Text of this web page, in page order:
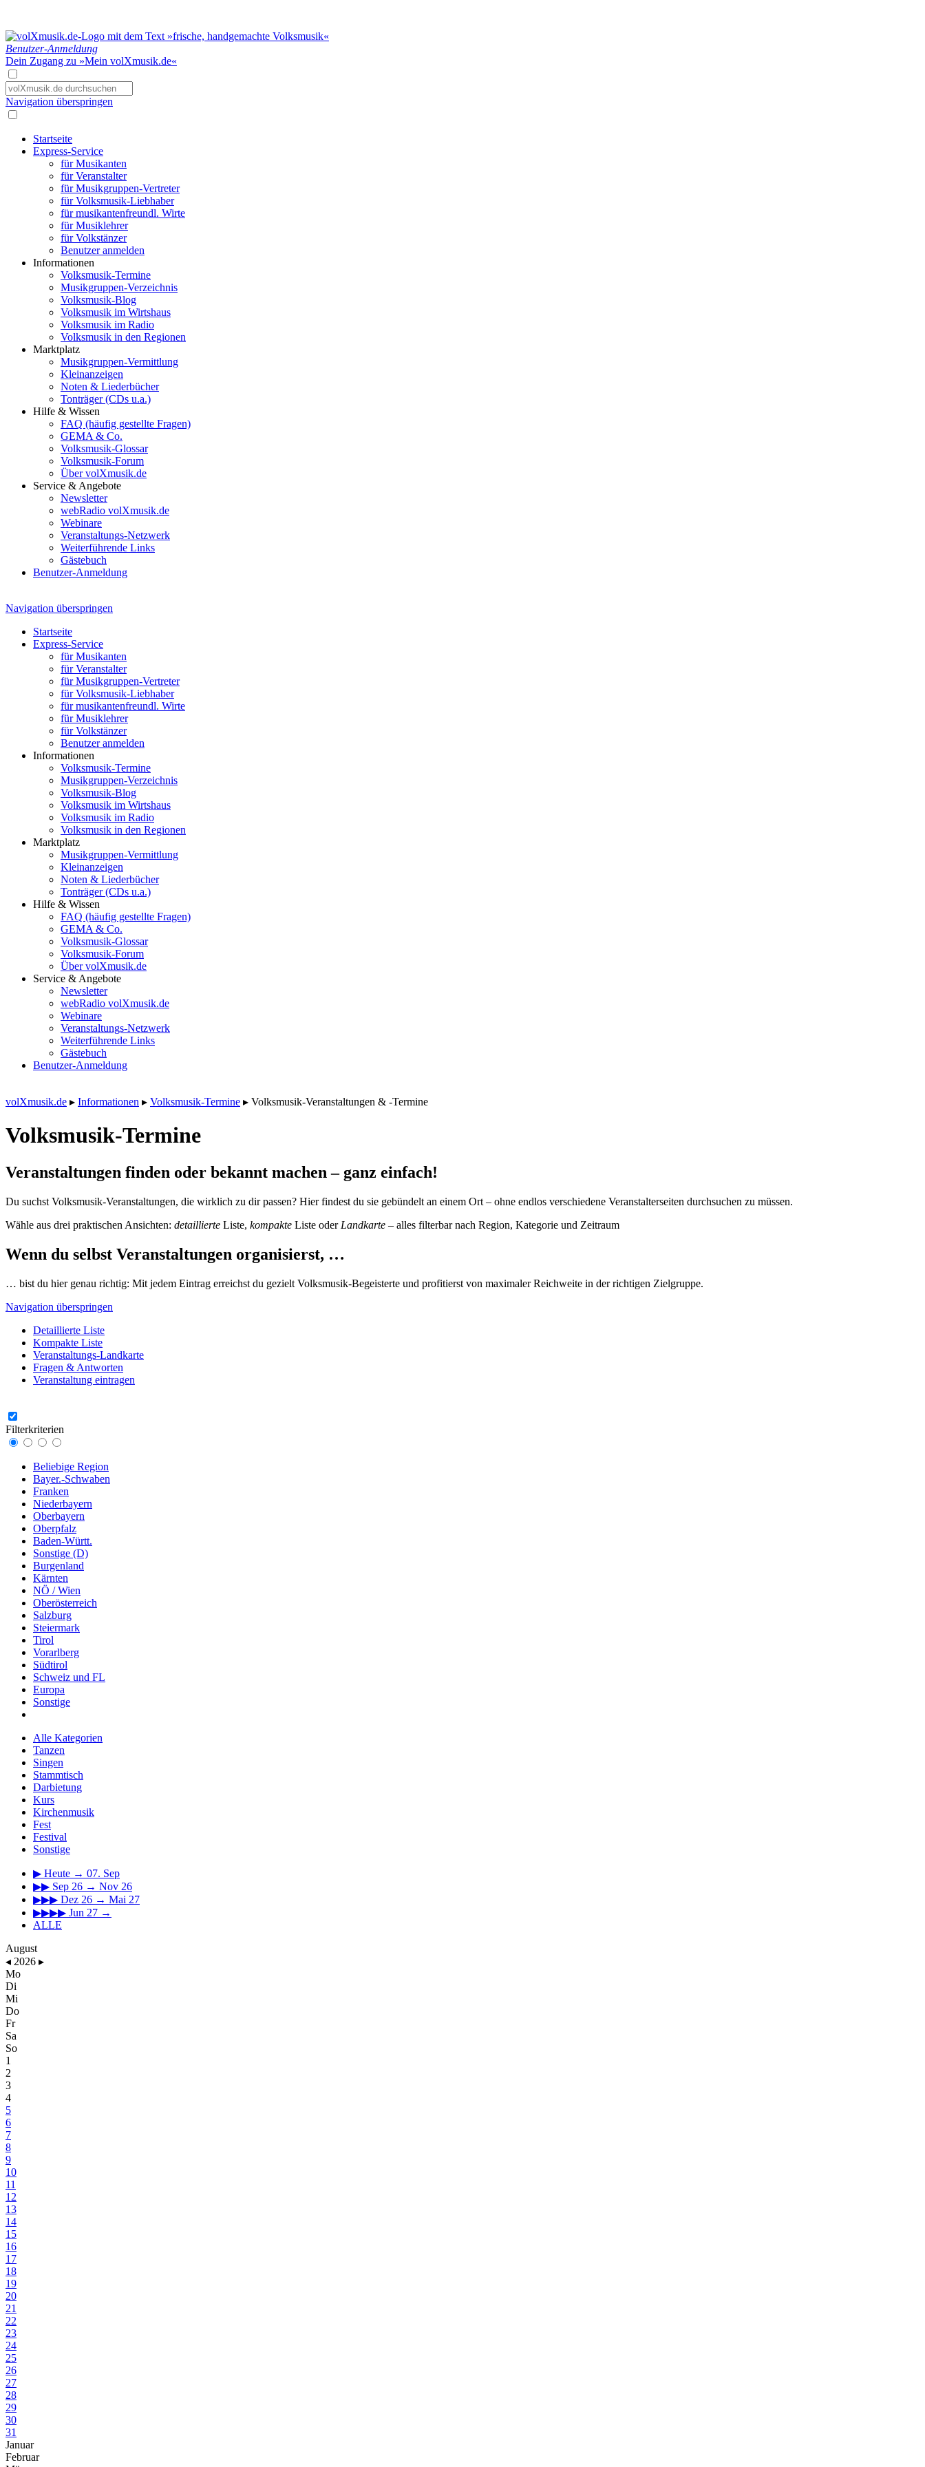
Benutzer-Anmeldung
Dein Zugang zu »Mein volXmusik.de«
Navigation überspringen
Startseite
Express-Service
für Musikanten
für Veranstalter
für Musikgruppen-Vertreter
für Volksmusik-Liebhaber
für musikantenfreundl. Wirte
für Musiklehrer
für Volkstänzer
Benutzer anmelden
Informationen
Volksmusik-Termine
Musikgruppen-Verzeichnis
Volksmusik-Blog
Volksmusik im Wirtshaus
Volksmusik im Radio
Volksmusik in den Regionen
Marktplatz
Musikgruppen-Vermittlung
Kleinanzeigen
Noten & Liederbücher
Tonträger (CDs u.a.)
Hilfe & Wissen
FAQ (häufig gestellte Fragen)
GEMA & Co.
Volksmusik-Glossar
Volksmusik-Forum
Über volXmusik.de
Service & Angebote
Newsletter
webRadio volXmusik.de
Webinare
Veranstaltungs-Netzwerk
Weiterführende Links
Gästebuch
Benutzer-Anmeldung
Navigation überspringen
Startseite
Express-Service
für Musikanten
für Veranstalter
für Musikgruppen-Vertreter
für Volksmusik-Liebhaber
für musikantenfreundl. Wirte
für Musiklehrer
für Volkstänzer
Benutzer anmelden
Informationen
Volksmusik-Termine
Musikgruppen-Verzeichnis
Volksmusik-Blog
Volksmusik im Wirtshaus
Volksmusik im Radio
Volksmusik in den Regionen
Marktplatz
Musikgruppen-Vermittlung
Kleinanzeigen
Noten & Liederbücher
Tonträger (CDs u.a.)
Hilfe & Wissen
FAQ (häufig gestellte Fragen)
GEMA & Co.
Volksmusik-Glossar
Volksmusik-Forum
Über volXmusik.de
Service & Angebote
Newsletter
webRadio volXmusik.de
Webinare
Veranstaltungs-Netzwerk
Weiterführende Links
Gästebuch
Benutzer-Anmeldung
volXmusik.de ▸ Informationen ▸ Volksmusik-Termine ▸ Volksmusik-Veranstaltungen & -Termine
Volksmusik-Termine
Veranstaltungen finden oder bekannt machen – ganz einfach!
Du suchst Volksmusik-Veranstaltungen, die wirklich zu dir passen? Hier findest du sie gebündelt an einem Ort – ohne endlos verschiedene Veranstalterseiten durchsuchen zu müssen.
Wähle aus drei praktischen Ansichten: detaillierte Liste, kompakte Liste oder Landkarte – alles filterbar nach Region, Kategorie und Zeitraum
Wenn du selbst Veranstaltungen organisierst, …
… bist du hier genau richtig: Mit jedem Eintrag erreichst du gezielt Volksmusik-Begeisterte und profitierst von maximaler Reichweite in der richtigen Zielgruppe.
Navigation überspringen
Detaillierte Liste
Kompakte Liste
Veranstaltungs-Landkarte
Fragen & Antworten
Veranstaltung eintragen
Filterkriterien
Beliebige Region
Bayer.-Schwaben
Franken
Niederbayern
Oberbayern
Oberpfalz
Baden-Württ.
Sonstige (D)
Burgenland
Kärnten
NÖ / Wien
Oberösterreich
Salzburg
Steiermark
Tirol
Vorarlberg
Südtirol
Schweiz und FL
Europa
Sonstige
Alle Kategorien
Tanzen
Singen
Stammtisch
Darbietung
Kurs
Kirchenmusik
Fest
Festival
Sonstige
▶ Heute → 07. Sep
▶▶ Sep 26 → Nov 26
▶▶▶ Dez 26 → Mai 27
▶▶▶▶ Jun 27 →
ALLE
August
◂ 2026 ▸
Mo
Di
Mi
Do
Fr
Sa
So
1
2
3
4
5
6
7
8
9
10
11
12
13
14
15
16
17
18
19
20
21
22
23
24
25
26
27
28
29
30
31
Januar
Februar